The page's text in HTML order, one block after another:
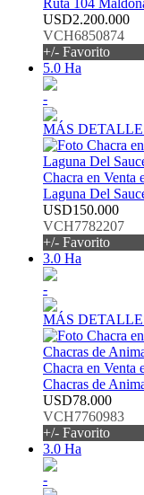
Ruta 104
USD2.200.000
VCH6850874
+/- Favorito
5.0 Ha
-
MÁS
Chacra en Venta
Laguna Del
USD150.000
VCH7782207
+/- Favorito
3.0 Ha
-
MÁS
Chacra en Venta
Chacras de
USD78.000
VCH7760983
+/- Favorito
3.0 Ha
-